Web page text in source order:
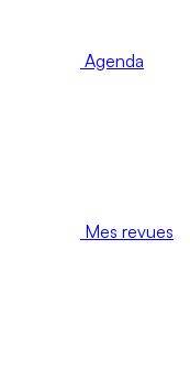
Agenda
Mes revues